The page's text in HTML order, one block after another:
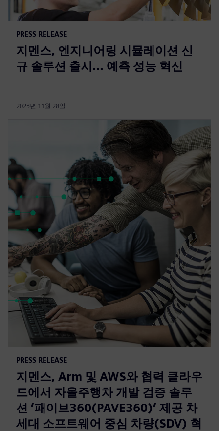
PRESS RELEASE
지멘스, 엔지니어링 시뮬레이션 신
규 솔루션 출시… 예측 성능 혁신
2023년 11월 28일
PRESS RELEASE
지멘스, Arm 및 AWS와 협력 클라우
드에서 자율주행차 개발 검증 솔루
션 ‘패이브360(PAVE360)’ 제공 차
세대 소프트웨어 중심 차량(SDV) 혁